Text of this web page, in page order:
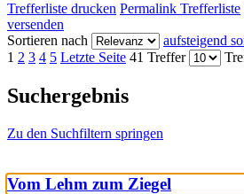
Trefferliste drucken Permalink Trefferliste
versenden
Sortieren nach
aufsteigend
1 2 3 4 5 Letzte Seite 41 Treffer
Suchergebnis
Zu den Suchfiltern springen
Vom Lehm zum Ziegel